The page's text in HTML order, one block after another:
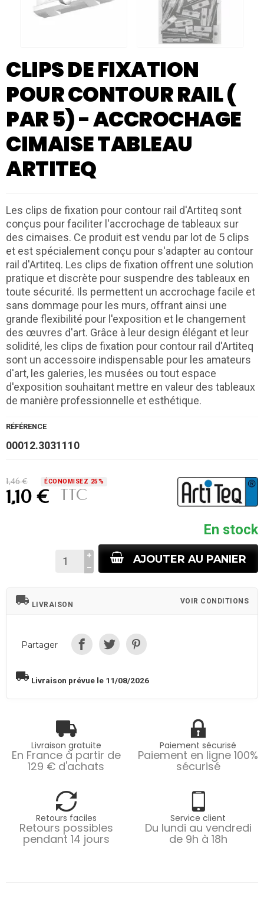
CLIPS DE FIXATION
POUR CONTOUR RAIL (
PAR 5) - ACCROCHAGE
CIMAISE TABLEAU
ARTITEQ
Les clips de fixation pour contour rail d'Artiteq sont
conçus pour faciliter l'accrochage de tableaux sur
des cimaises. Ce produit est vendu par lot de 5 clips
et est spécialement conçu pour s'adapter au contour
rail d'Artiteq. Les clips de fixation offrent une solution
pratique et discrète pour suspendre des tableaux en
toute sécurité. Ils permettent un accrochage facile et
sans dommage pour les murs, offrant ainsi une
grande flexibilité pour l'exposition et le changement
des œuvres d'art. Grâce à leur design élégant et leur
solidité, les clips de fixation pour contour rail d'Artiteq
sont un accessoire indispensable pour les amateurs
d'art, les galeries, les musées ou tout espace
d'exposition souhaitant mettre en valeur des tableaux
de manière professionnelle et esthétique.
RÉFÉRENCE
00012.3031110
1,46 € ÉCONOMISEZ 25%
1,10 € TTC
En stock
AJOUTER AU PANIER
local_shipping LIVRAISON VOIR CONDITIONS
Partager
local_shipping Livraison prévue le 11/08/2026
Livraison gratuite
En France à partir de
129 € d'achats
Paiement sécurisé
Paiement en ligne 100%
sécurisé
Retours faciles
Retours possibles
pendant 14 jours
Service client
Du lundi au vendredi
de 9h à 18h